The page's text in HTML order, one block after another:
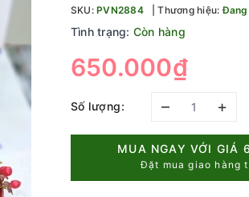
SKU: PVN2884 Thương hiệu:Đang
Tình trạng: Còn hàng
650.000₫
Số lượng: – +
MUA NGAY VỚI GIÁ
Đặt mua giao hàng